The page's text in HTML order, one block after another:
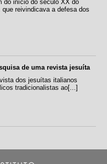
do início do século XX do
reivindicava a defesa dos
de uma revista jesuíta
dos jesuítas italianos
tradicionalistas ao[...]